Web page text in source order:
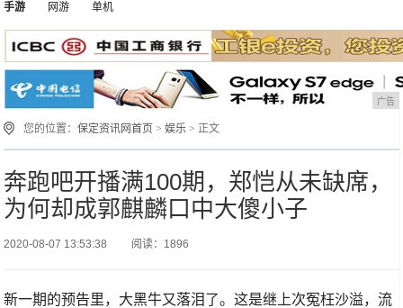
手游
网游 单机
广告
您的位置：保定资讯网首页 >娱乐 > 正文
奔跑吧开播满100期，郑恺从未缺席，
为何却成郭麒麟口中大傻小子
2020-08-07 13:53:38 阅读：1896
新一期的预告里，大黑牛又落泪了。这是继上次冤枉沙溢，流